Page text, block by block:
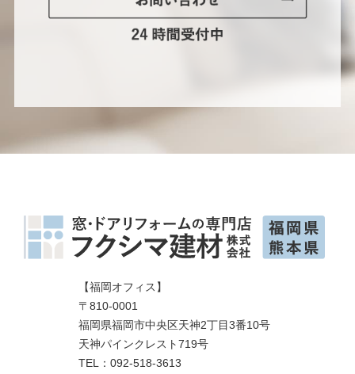
【福岡オフィス】
〒810-0001
福岡県福岡市中央区天神2丁目3番10号
天神パインクレスト719号
TEL：092-518-3613